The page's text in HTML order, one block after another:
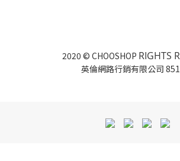
2020 © CHOOSHOP RIGHTS
英倫網路行銷有限公司